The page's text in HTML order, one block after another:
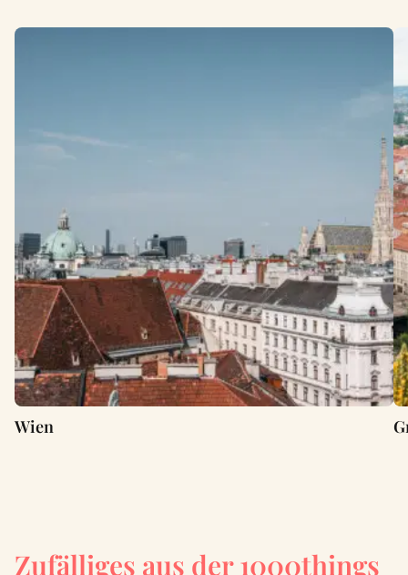
Wien
Zufälliges aus der 1000things